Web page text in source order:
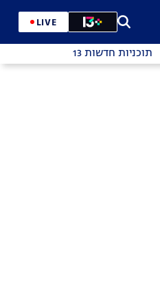
LIVE
תוכניות חדשות 13